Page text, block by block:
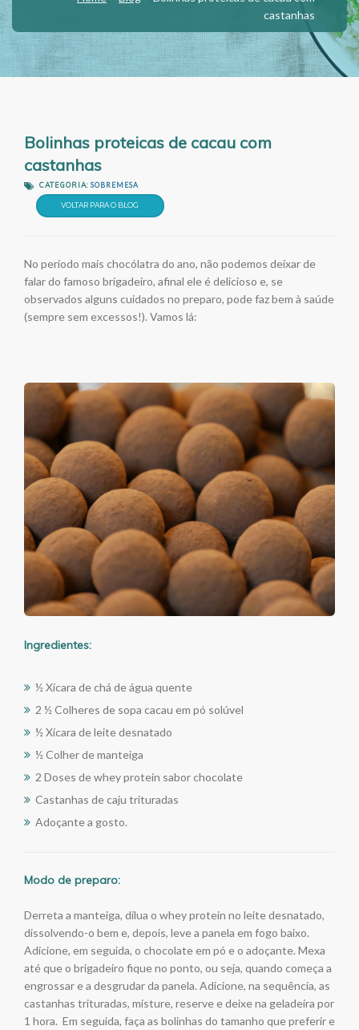
castanhas
Bolinhas proteicas de cacau com
castanhas
CATEGORIA: SOBREMESA
VOLTAR PARA O BLOG
No período mais chocólatra do ano, não podemos deixar de
falar do famoso brigadeiro, afinal ele é delicioso e, se
observados alguns cuidados no preparo, pode faz bem à saúde
(sempre sem excessos!). Vamos lá:
Ingredientes:
½ Xícara de chá de água quente
2 ½ Colheres de sopa cacau em pó solúvel
½ Xícara de leite desnatado
½ Colher de manteiga
2 Doses de whey protein sabor chocolate
Castanhas de caju trituradas
Adoçante a gosto.
Modo de preparo:
Derreta a manteiga, dilua o whey protein no leite desnatado,
dissolvendo-o bem e, depois, leve a panela em fogo baixo.
Adicione, em seguida, o chocolate em pó e o adoçante. Mexa
até que o brigadeiro fique no ponto, ou seja, quando começa a
engrossar e a desgrudar da panela. Adicione, na sequência, as
castanhas trituradas, misture, reserve e deixe na geladeira por
1 hora. Em seguida, faça as bolinhas do tamanho que preferir e